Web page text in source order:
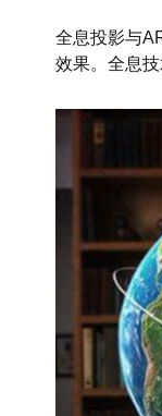
全息投影与
效果。全息